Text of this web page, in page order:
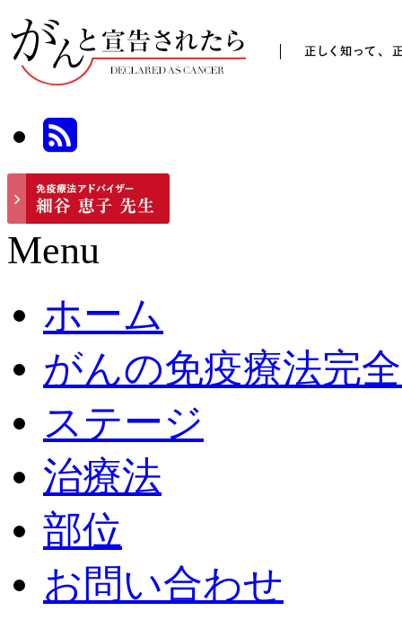
Menu
ホーム
がんの免疫療法完
ステージ
治療法
部位
お問い合わせ